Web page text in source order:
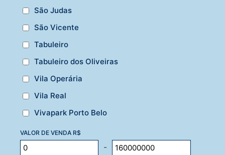
São Judas
São Vicente
Tabuleiro
Tabuleiro dos Oliveiras
Vila Operária
Vila Real
Vivapark Porto Belo
VALOR DE VENDA R$
-